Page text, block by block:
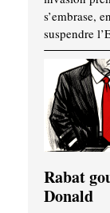
s’embrase,
suspendre
Rabat
Donald